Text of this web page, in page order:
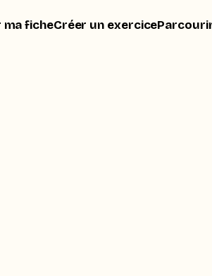
ma ficheCréer un exercice